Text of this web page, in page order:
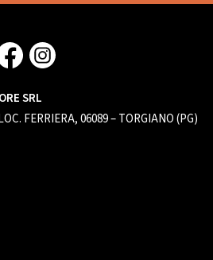
SRL
FERRIERA, 06089 – TORGIANO (PG)